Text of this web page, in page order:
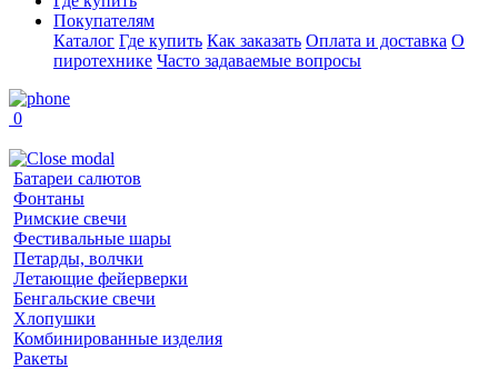
Покупателям
Каталог Где купить Как заказать Оплата и доставка О
пиротехнике Часто задаваемые вопросы
0
Батареи салютов
Фонтаны
Римские свечи
Фестивальные шары
Петарды, волчки
Летающие фейерверки
Бенгальские свечи
Хлопушки
Комбинированные изделия
Ракеты